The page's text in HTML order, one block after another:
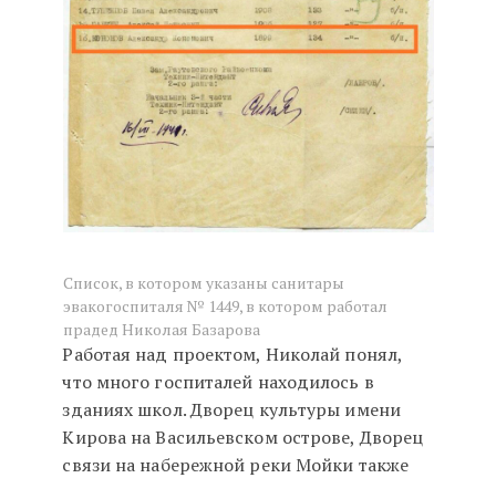
Список, в котором указаны санитары
эвакогоспиталя № 1449, в котором работал
прадед Николая Базарова
Работая над проектом, Николай понял,
что много госпиталей находилось в
зданиях школ. Дворец культуры имени
Кирова на Васильевском острове, Дворец
связи на набережной реки Мойки также